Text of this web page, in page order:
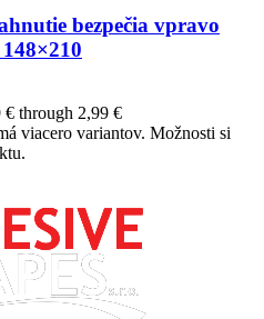
bezpečia vpravo
€ through 2,99 €
viacero variantov. Možnosti si